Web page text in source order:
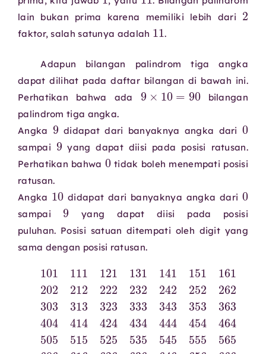
lain bukan prima karena memiliki lebih dari
faktor, salah satunya adalah
11
.
Adapun bilangan palindrom tiga angka
dapat dilihat pada daftar bilangan di bawah ini.
Perhatikan bahwa ada
9×10=90
bilangan
palindrom tiga angka.
Angka
9
didapat dari banyaknya angka dari
sampai
9
yang dapat diisi pada posisi ratusan.
Perhatikan bahwa
0
tidak boleh menempati posisi
ratusan.
Angka
didapat dari banyaknya angka dari
sampai
9
yang dapat diisi pada posisi
puluhan. Posisi satuan ditempati oleh digit yang
sama dengan posisi ratusan.
101 111 121 131 141151 161 171 181 191
212222 232242 252 262 272 282 292 303313
333 343 353363 373383393 404414 424
434444 454464474 484 494505515 525
545555 565 575 585 595 606616 626 636646
666 676686 696 707717727 737747757
777787 797 808 818828 838 848858 868
878888 898909 919 929939 949 959 969979
989 999